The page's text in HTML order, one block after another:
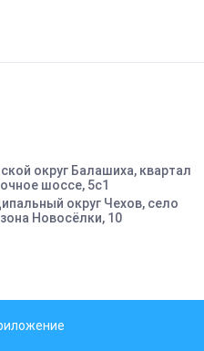
округ Балашиха, квартал
шоссе, 5с1
округ Чехов, село
Новосёлки, 10